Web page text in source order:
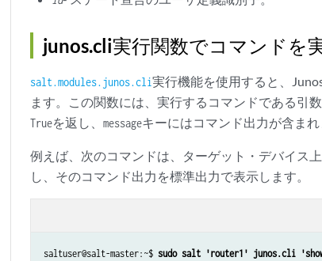
junos.cli実行関数でコマンドを
salt.modules.junos.cli実行機能を使用すると、
ます。この関数には、実行するコマンドである引
Trueを返し、 messageキーにはコマンド出力が含まれ
例えば、次のコマンドは、ターゲット・デバイス
し、そのコマンド出力を標準出力で表示します。
saltuser@salt-master:~$ sudo salt 'router1' junos.cli 'show